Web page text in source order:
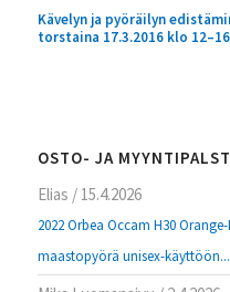
Kävelyn ja pyöräilyn
torstaina 17.3.2016 klo 12–16
OSTO- JA
Elias / 15.4.2026
2022 Orbea Occam H30
maastopyörä unisex-